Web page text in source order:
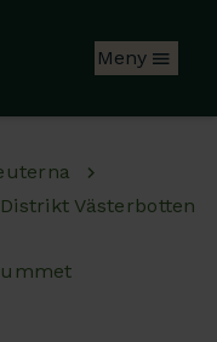
Meny
Distrikt Västerbotten